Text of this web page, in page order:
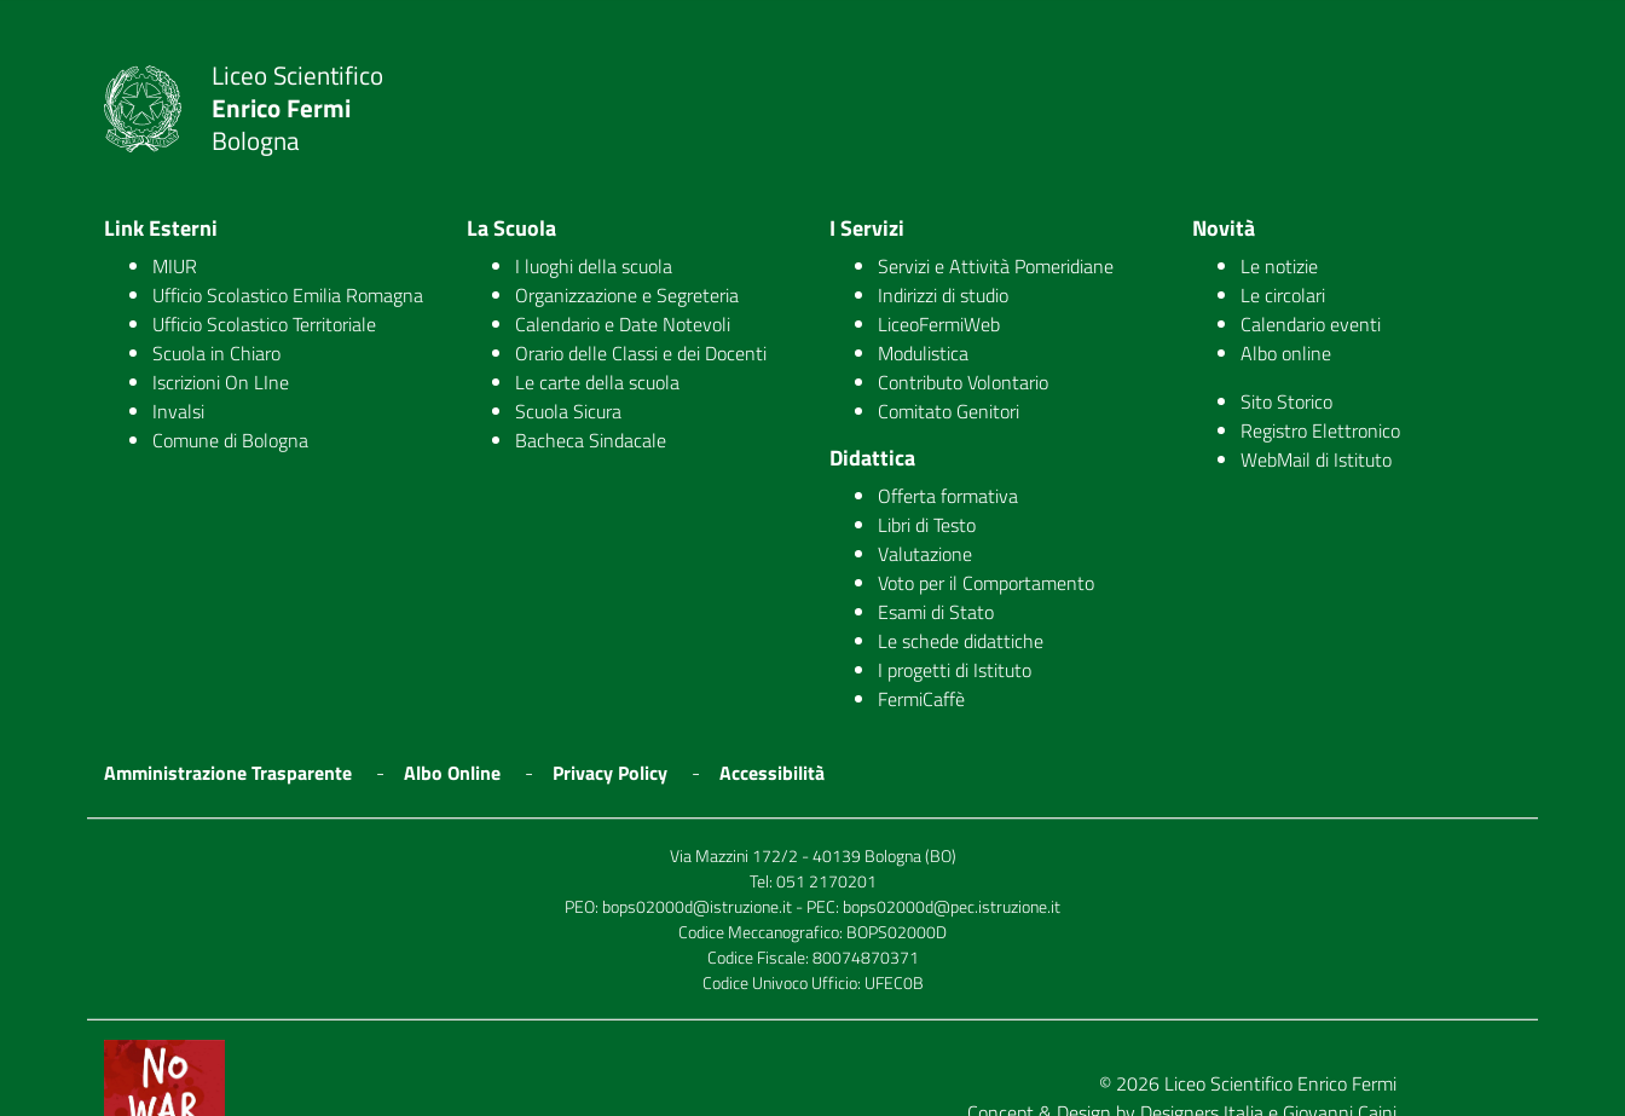
Liceo Scientifico
Enrico Fermi
Bologna
Link Esterni
MIUR
Ufficio Scolastico Emilia Romagna
Ufficio Scolastico Territoriale
Scuola in Chiaro
Iscrizioni On LIne
Invalsi
Comune di Bologna
La Scuola
I luoghi della scuola
Organizzazione e Segreteria
Calendario e Date Notevoli
Orario delle Classi e dei Docenti
Le carte della scuola
Scuola Sicura
Bacheca Sindacale
I Servizi
Servizi e Attività Pomeridiane
Indirizzi di studio
LiceoFermiWeb
Modulistica
Contributo Volontario
Comitato Genitori
Didattica
Offerta formativa
Libri di Testo
Valutazione
Voto per il Comportamento
Esami di Stato
Le schede didattiche
I progetti di Istituto
FermiCaffè
Novità
Le notizie
Le circolari
Calendario eventi
Albo online
Sito Storico
Registro Elettronico
WebMail di Istituto
Amministrazione Trasparente Albo Online Privacy Policy Accessibilità
Via Mazzini 172/2 - 40139 Bologna (BO)
Tel:051 2170201
PEO: bops02000d@istruzione.it- PEC: bops02000d@pec.istruzione.it
Codice Meccanografico: BOPS02000D
Codice Fiscale: 80074870371
Codice Univoco Ufficio: UFEC0B
© 2026 Liceo Scientifico Enrico Fermi